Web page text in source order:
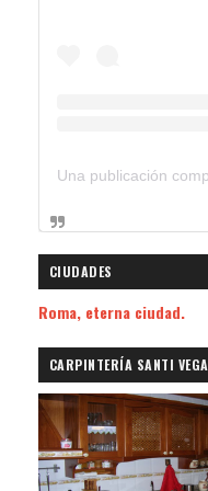
CIUDADES
Roma, eterna ciudad.
CARPINTERÍA SANTI VEGA